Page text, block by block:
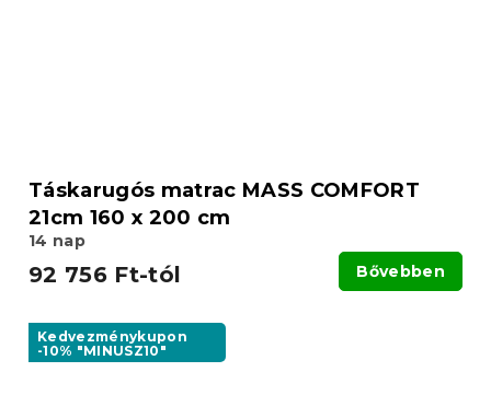
Táskarugós matrac MASS COMFORT
21cm 160 x 200 cm
14 nap
92 756 Ft-tól Bővebben
Kedvezménykupon
-10% "MINUSZ10"